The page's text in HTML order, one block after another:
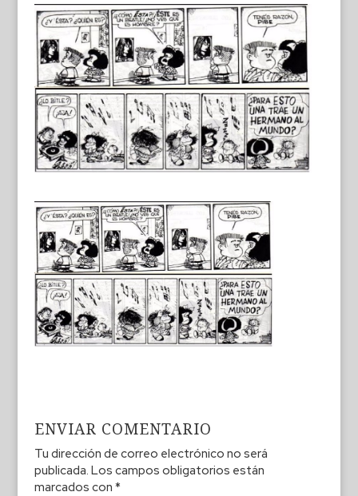
ENVIAR COMENTARIO
Tu dirección de correo electrónico no será
publicada. Los campos obligatorios están
marcados con *